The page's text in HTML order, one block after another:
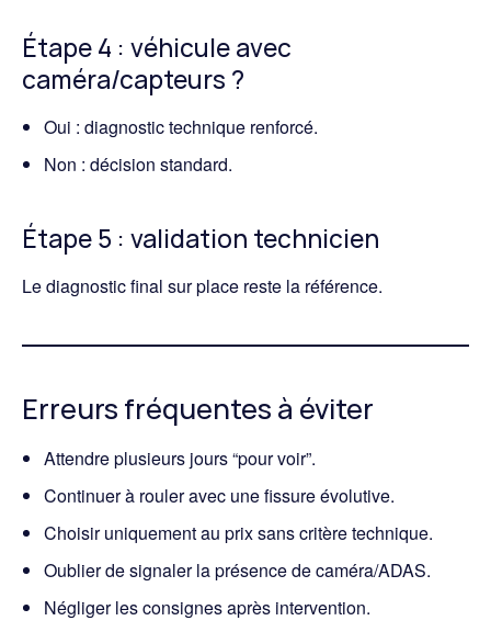
Étape 4 : véhicule avec
caméra/capteurs ?
Oui : diagnostic technique renforcé.
Non : décision standard.
Étape 5 : validation technicien
Le diagnostic final sur place reste la référence.
Erreurs fréquentes à éviter
Attendre plusieurs jours “pour voir”.
Continuer à rouler avec une fissure évolutive.
Choisir uniquement au prix sans critère technique.
Oublier de signaler la présence de caméra/ADAS.
Négliger les consignes après intervention.